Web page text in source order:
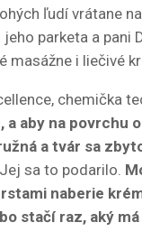
ľudí vrátane
parketa a pani
masážne i liečivé
chemička
aby na povrchu
a tvár sa
sa to podarilo.
naberie
stačí raz, aký